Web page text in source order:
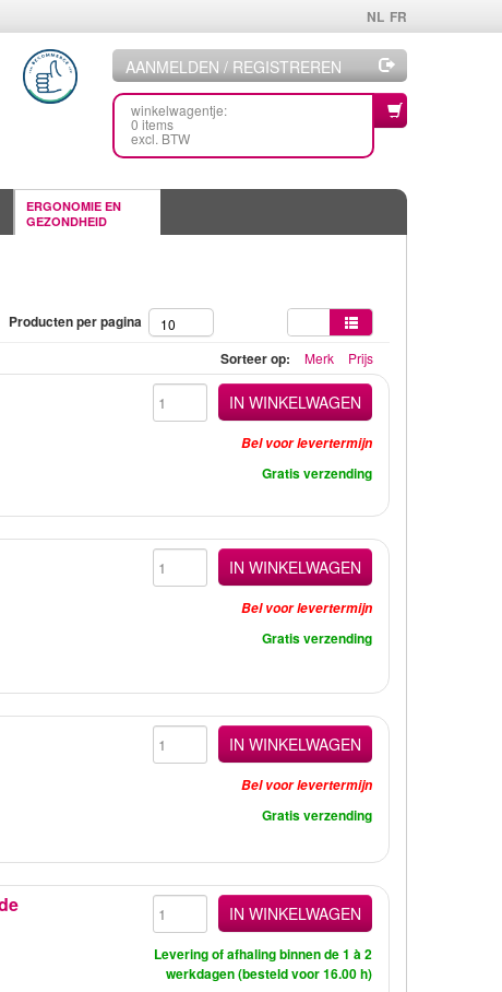
NL FR
AANMELDEN / REGISTREREN
winkelwagentje:
0 items
excl. BTW
ERGONOMIE EN
GEZONDHEID
Producten per pagina 10
Sorteer op: Merk Prijs
IN WINKELWAGEN
Bel voor levertermijn
Gratis verzending
IN WINKELWAGEN
Bel voor levertermijn
Gratis verzending
IN WINKELWAGEN
Bel voor levertermijn
Gratis verzending
IN WINKELWAGEN
Levering of afhaling binnen de 1 à 2
werkdagen (besteld voor 16.00 h)